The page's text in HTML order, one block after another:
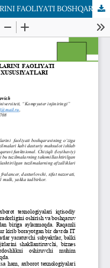
DАSTURIY MАHSULOT KORXONАLАRINI FAOLIYATI BOSHQАRUVINING OʻZIGA XOS XUSUSIYATLАRI